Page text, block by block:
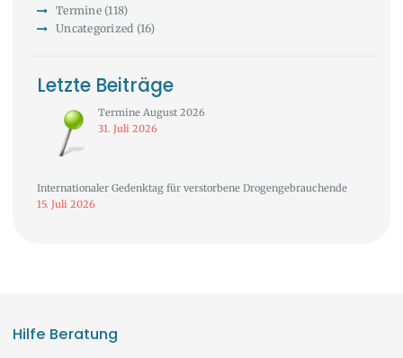
Termine(118)
Uncategorized (16)
Letzte Beiträge
Termine August 2026
31. Juli 2026
Internationaler Gedenktag für verstorbene Drogengebrauchende
15. Juli 2026
Hilfe Beratung